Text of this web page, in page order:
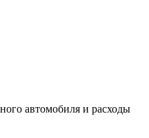
автомобиля и расходы